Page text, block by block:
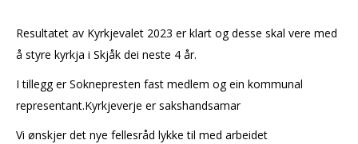
Resultatet av Kyrkjevalet 2023 er klart og desse skal vere med
å styre kyrkja i Skjåk dei neste 4 år.
I tillegg er Soknepresten fast medlem og ein kommunal
representant.Kyrkjeverje er sakshandsamar
Vi ønskjer det nye fellesråd lykke til med arbeidet